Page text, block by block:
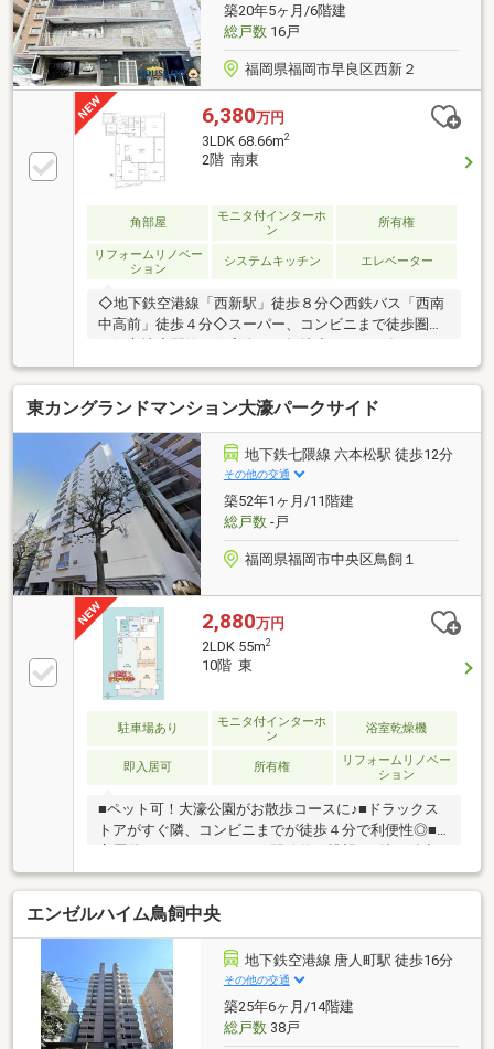
築20年5ヶ月/6階建
総戸数16戸
福岡県福岡市早良区西新２
6,380万円
3LDK 68.66m2
2階 南東
角部屋
モニタ付インターホ
ン
所有権
リフォームリノベー
ション
システムキッチン エレベーター
◇地下鉄空港線「西新駅」徒歩８分◇西鉄バス「西南
中高前」徒歩４分◇スーパー、コンビニまで徒歩圏内
の好立地◇閑静な住宅街、平坦地◆２０２６年６月リ
フォーム完成◆２面バルコニー付き日当たり良好角住
戸◆充実した設備仕様
東カングランドマンション大濠パークサイド
地下鉄七隈線 六本松駅 徒歩12分
その他の交通
築52年1ヶ月/11階建
総戸数-戸
福岡県福岡市中央区鳥飼１
2,880万円
2LDK 55m2
10階 東
駐車場あり
モニタ付インターホ
ン
浴室乾燥機
即入居可 所有権
リフォームリノベー
ション
■ペット可！大濠公園がお散歩コースに♪■ドラックス
トアがすぐ隣、コンビニまでが徒歩４分で利便性◎■
港線「唐人町」駅 徒歩で【１２分】●天神まで車で
【６分】博多まで車で【１０分】●スーパー【マック
スバリュエクスプレス今川店】徒歩【８分】●【南当
仁小学校】 【当仁中学校】●管理費【８１００円】
修繕費【１２０００円】●借入金額【２９８０万円】
金利【０．９７５％】返済期間【３５年】※月々返済
【８３，７７４円】返済期間【５０年】※月々返済
【６２，７７２円】●住宅ローン●資金計画●税金関係●
購入の流れを全て分かりやすくご説明いた
エンゼルハイム鳥飼中央
地下鉄空港線 唐人町駅 徒歩16分
その他の交通
築25年6ヶ月/14階建
総戸数38戸